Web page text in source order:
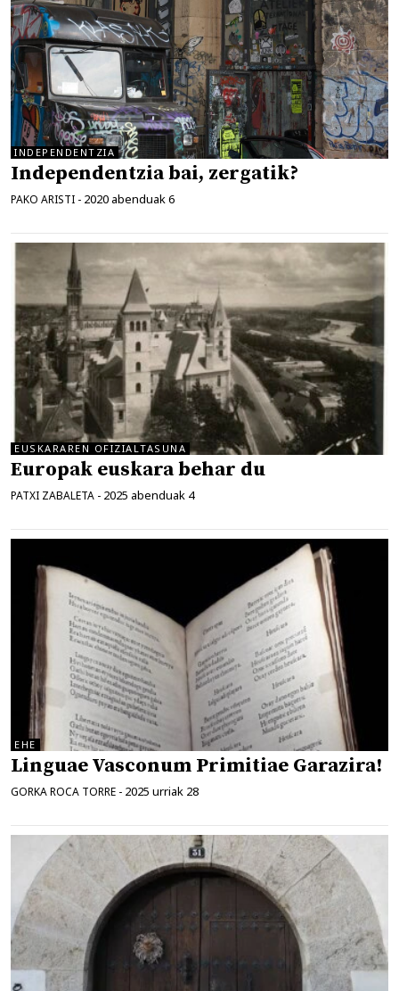
INDEPENDENTZIA
Independentzia bai, zergatik?
PAKO ARISTI - 2020 abenduak 6
EUSKARAREN OFIZIALTASUNA
Europak euskara behar du
PATXI ZABALETA - 2025 abenduak 4
EHE
Linguae Vasconum Primitiae Garazira!
GORKA ROCA TORRE - 2025 urriak 28